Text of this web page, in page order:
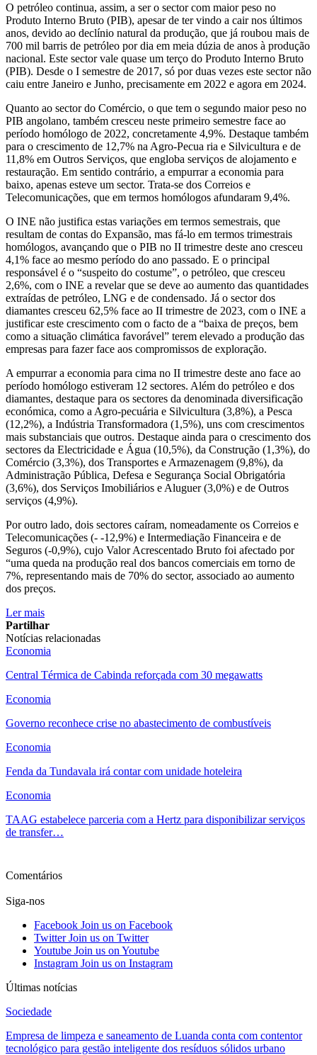
O petróleo continua, assim, a ser o sector com maior peso no
Produto Interno Bruto (PIB), apesar de ter vindo a cair nos últimos
anos, devido ao declínio natural da produção, que já roubou mais de
700 mil barris de petróleo por dia em meia dúzia de anos à produção
nacional. Este sector vale quase um terço do Produto Interno Bruto
(PIB). Desde o I semestre de 2017, só por duas vezes este sector não
caiu entre Janeiro e Junho, precisamente em 2022 e agora em 2024.
Quanto ao sector do Comércio, o que tem o segundo maior peso no
PIB angolano, também cresceu neste primeiro semestre face ao
período homólogo de 2022, concretamente 4,9%. Destaque também
para o crescimento de 12,7% na Agro-Pecua ria e Silvicultura e de
11,8% em Outros Serviços, que engloba serviços de alojamento e
restauração. Em sentido contrário, a empurrar a economia para
baixo, apenas esteve um sector. Trata-se dos Correios e
Telecomunicações, que em termos homólogos afundaram 9,4%.
O INE não justifica estas variações em termos semestrais, que
resultam de contas do Expansão, mas fá-lo em termos trimestrais
homólogos, avançando que o PIB no II trimestre deste ano cresceu
4,1% face ao mesmo período do ano passado. E o principal
responsável é o “suspeito do costume”, o petróleo, que cresceu
2,6%, com o INE a revelar que se deve ao aumento das quantidades
extraídas de petróleo, LNG e de condensado. Já o sector dos
diamantes cresceu 62,5% face ao II trimestre de 2023, com o INE a
justificar este crescimento com o facto de a “baixa de preços, bem
como a situação climática favorável” terem elevado a produção das
empresas para fazer face aos compromissos de exploração.
A empurrar a economia para cima no II trimestre deste ano face ao
período homólogo estiveram 12 sectores. Além do petróleo e dos
diamantes, destaque para os sectores da denominada diversificação
económica, como a Agro-pecuária e Silvicultura (3,8%), a Pesca
(12,2%), a Indústria Transformadora (1,5%), uns com crescimentos
mais substanciais que outros. Destaque ainda para o crescimento dos
sectores da Electricidade e Água (10,5%), da Construção (1,3%), do
Comércio (3,3%), dos Transportes e Armazenagem (9,8%), da
Administração Pública, Defesa e Segurança Social Obrigatória
(3,6%), dos Serviços Imobiliários e Aluguer (3,0%) e de Outros
serviços (4,9%).
Por outro lado, dois sectores caíram, nomeadamente os Correios e
Telecomunicações (- -12,9%) e Intermediação Financeira e de
Seguros (-0,9%), cujo Valor Acrescentado Bruto foi afectado por
“uma queda na produção real dos bancos comerciais em torno de
7%, representando mais de 70% do sector, associado ao aumento
dos preços.
Ler mais
Partilhar
Notícias relacionadas
Economia
Central Térmica de Cabinda reforçada com 30 megawatts
Economia
Governo reconhece crise no abastecimento de combustíveis
Economia
Fenda da Tundavala irá contar com unidade hoteleira
Economia
TAAG estabelece parceria com a Hertz para disponibilizar serviços
de transfer…
Comentários
Siga-nos
Facebook Join us on Facebook
Twitter Join us on Twitter
Youtube Join us on Youtube
Instagram Join us on Instagram
Últimas notícias
Sociedade
Empresa de limpeza e saneamento de Luanda conta com contentor
tecnológico para gestão inteligente dos resíduos sólidos urbano